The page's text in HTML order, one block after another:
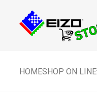
HOMESHOP ON LINE